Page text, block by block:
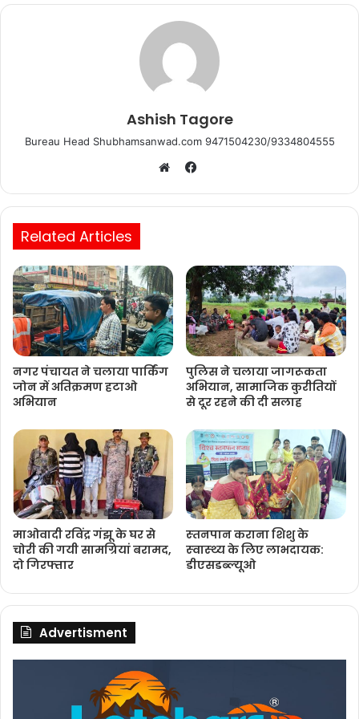
Ashish Tagore
Bureau Head Shubhamsanwad.com 9471504230/9334804555
Facebook
Related Articles
नगर पंचायत ने चलाया पार्किंग
जोन में अतिक्रमण हटाओ
अभियान
पुलिस ने चलाया जागरूकता
अभियान, सामाजिक कुरीतियों
से दूर रहने की दी सलाह
माओवादी रविंद्र गंझू के घर से
चोरी की गयी सामग्रियां बरामद,
दो गिरफ्तार
स्‍तनपान कराना शिशु के
स्‍वास्‍थ्‍य के लिए लाभदायक:
डीएसडब्‍ल्‍यूओ
Advertisment